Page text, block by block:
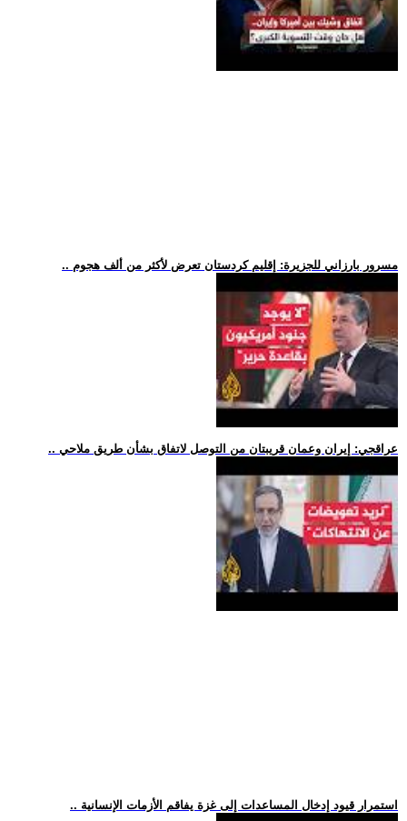
.. مسرور بارزاني للجزيرة: إقليم كردستان تعرض لأكثر من ألف هجوم
.. عراقجي: إيران وعمان قريبتان من التوصل لاتفاق بشأن طريق ملاحي
.. استمرار قيود إدخال المساعدات إلى غزة يفاقم الأزمات الإنسانية